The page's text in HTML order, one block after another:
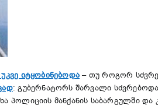
იტყობინებოდა – თუ როგორ
: გუბერნატორს შარვალი სძვრებოდა
პოლიციის მანქანის საბარგულში